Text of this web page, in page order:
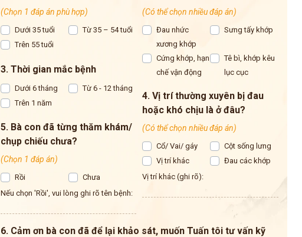
(Chọn 1 đáp án phù hợp)
Dưới 35 tuổi
Từ 35 – 54 tuổi
Trên 55 tuổi
3. Thời gian mắc bệnh
Dưới 6 tháng
Từ 6 - 12 tháng
Trên 1 năm
5. Bà con đã từng thăm khám/
chụp chiếu chưa?
(Chọn 1 đáp án)
Rồi
Chưa
Nếu chọn 'Rồi', vui lòng ghi rõ tên bệnh:
(Có thể chọn nhiều đáp án)
Đau nhức
xương khớp
Sưng tấy khớp
Cứng khớp, hạn
chế vận động
Tê bì, khớp kêu
lục cục
4. Vị trí thường xuyên bị đau
hoặc khó chịu là ở đâu?
(Có thể chọn nhiều đáp án)
Cổ/ Vai/ gáy
Cột sống lưng
Vị trí khác
Đau các khớp
Vị trí khác (ghi rõ):
6. Cảm ơn bà con đã để lại khảo sát, muốn Tuấn tôi tư vấn kỹ